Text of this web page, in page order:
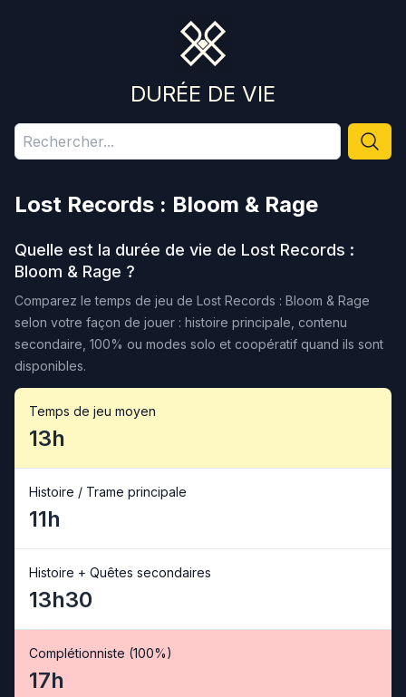
DURÉE DE VIE
Lost Records : Bloom & Rage
Quelle est la durée de vie de Lost Records :
Bloom & Rage ?
Comparez le temps de jeu de Lost Records : Bloom & Rage
selon votre façon de jouer : histoire principale, contenu
secondaire, 100% ou modes solo et coopératif quand ils sont
disponibles.
Temps de jeu moyen
13h
Histoire / Trame principale
11h
Histoire + Quêtes secondaires
13h30
Complétionniste (100%)
17h